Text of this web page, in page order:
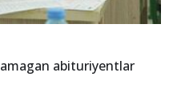
abituriyentlar